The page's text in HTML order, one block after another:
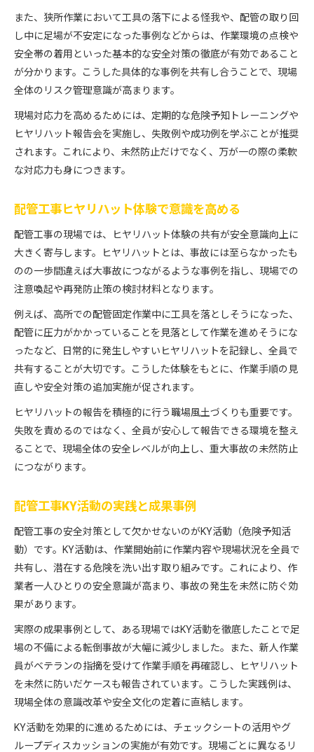
また、狭所作業において工具の落下による怪我や、配管の取り回
し中に足場が不安定になった事例などからは、作業環境の点検や
安全帯の着用といった基本的な安全対策の徹底が有効であること
が分かります。こうした具体的な事例を共有し合うことで、現場
全体のリスク管理意識が高まります。
現場対応力を高めるためには、定期的な危険予知トレーニングや
ヒヤリハット報告会を実施し、失敗例や成功例を学ぶことが推奨
されます。これにより、未然防止だけでなく、万が一の際の柔軟
な対応力も身につきます。
配管工事ヒヤリハット体験で意識を高める
配管工事の現場では、ヒヤリハット体験の共有が安全意識向上に
大きく寄与します。ヒヤリハットとは、事故には至らなかったも
のの一歩間違えば大事故につながるような事例を指し、現場での
注意喚起や再発防止策の検討材料となります。
例えば、高所での配管固定作業中に工具を落としそうになった、
配管に圧力がかかっていることを見落として作業を進めそうにな
ったなど、日常的に発生しやすいヒヤリハットを記録し、全員で
共有することが大切です。こうした体験をもとに、作業手順の見
直しや安全対策の追加実施が促されます。
ヒヤリハットの報告を積極的に行う職場風土づくりも重要です。
失敗を責めるのではなく、全員が安心して報告できる環境を整え
ることで、現場全体の安全レベルが向上し、重大事故の未然防止
につながります。
配管工事KY活動の実践と成果事例
配管工事の安全対策として欠かせないのがKY活動（危険予知活
動）です。KY活動は、作業開始前に作業内容や現場状況を全員で
共有し、潜在する危険を洗い出す取り組みです。これにより、作
業者一人ひとりの安全意識が高まり、事故の発生を未然に防ぐ効
果があります。
実際の成果事例として、ある現場ではKY活動を徹底したことで足
場の不備による転倒事故が大幅に減少しました。また、新人作業
員がベテランの指摘を受けて作業手順を再確認し、ヒヤリハット
を未然に防いだケースも報告されています。こうした実践例は、
現場全体の意識改革や安全文化の定着に直結します。
KY活動を効果的に進めるためには、チェックシートの活用やグ
ループディスカッションの実施が有効です。現場ごとに異なるリ